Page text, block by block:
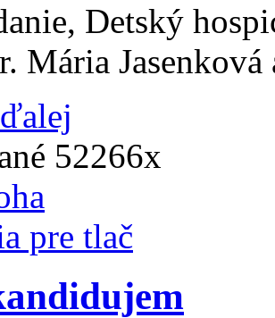
Detský
Mária Jasenková
52266x
pre tlač